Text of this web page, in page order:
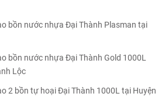
bồn nước nhựa Đại Thành Plasman tại
bồn nước nhựa Đại Thành Gold 1000L
Lộc
2 bồn tự hoại Đại Thành 1000L tại Huyện